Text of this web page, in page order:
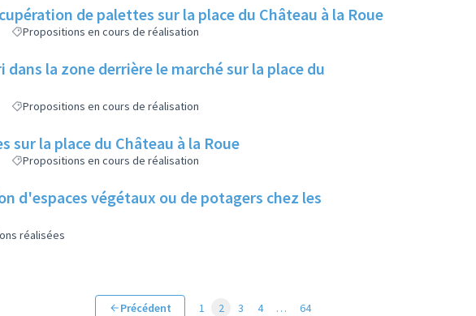
de palettes sur la place du Château à la Roue
Propositions en cours de réalisation
la zone derrière le marché sur la place du
Propositions en cours de réalisation
sur la place du Château à la Roue
Propositions en cours de réalisation
d'espaces végétaux ou de potagers chez les
réalisées
Précédent 1 2 3 4 …
64